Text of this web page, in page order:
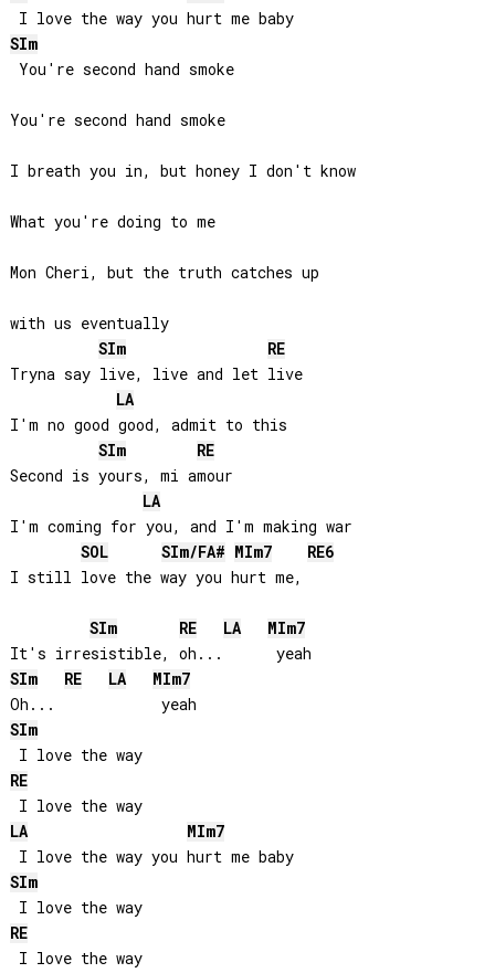
I love the way you hurt me baby
SIm
You're second hand smoke
You're second hand smoke
I breath you in, but honey I don't know
What you're doing to me
Mon Cheri, but the truth catches up
with us eventually
SIm
RE
Tryna say live, live and let live
LA
I'm no good good, admit to this
SIm
RE
Second is yours, mi amour
LA
I'm coming for you, and I'm making war
SOL
SIm/FA# MIm7 RE6
I still love the way you hurt me,
SIm RE LA MIm7
SIm RE LA MIm7
SIm
I love the way
RE
I love the way
LA
MIm7
I love the way you hurt me baby
SIm
I love the way
RE
I love the way